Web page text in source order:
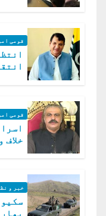
قومی
قومی
خبر و